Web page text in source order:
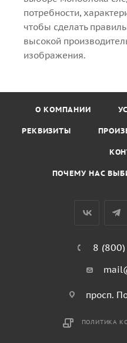
потребности,
чтобы сделать
высокой
изображения.
О КОМПАНИИ
РЕКВИЗИТЫ
ПОЧЕМУ НАС
8
просп.
ПОЛИТИКА